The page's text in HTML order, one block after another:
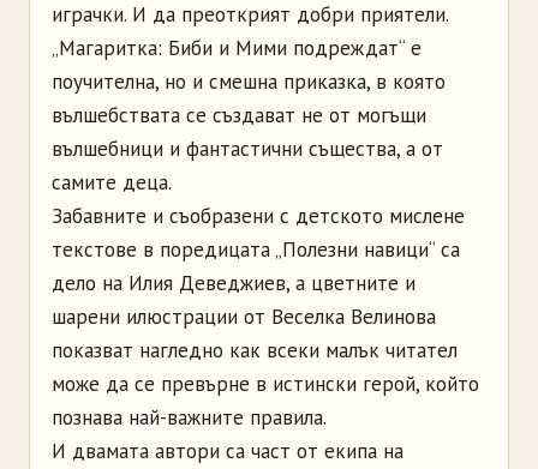
играчки. И да преоткрият добри приятели.
„Магаритка: Биби и Мими подреждат“ е
поучителна, но и смешна приказка, в която
вълшебствата се създават не от могъщи
вълшебници и фантастични същества, а от
самите деца.
Забавните и съобразени с детското мислене
текстове в поредицата „Полезни навици“ са
дело на Илия Деведжиев, а цветните и
шарени илюстрации от Веселка Велинова
показват нагледно как всеки малък читател
може да се превърне в истински герой, който
познава най-важните правила.
И двамата автори са част от екипа на